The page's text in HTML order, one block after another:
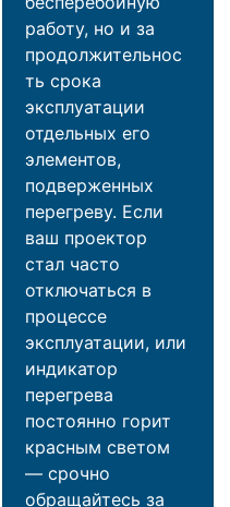
работу, но и за
продолжительнос
ть срока
эксплуатации
отдельных его
элементов,
подверженных
перегреву. Если
ваш проектор
стал часто
отключаться в
процессе
эксплуатации, или
индикатор
перегрева
постоянно горит
красным светом
— срочно
обращайтесь за